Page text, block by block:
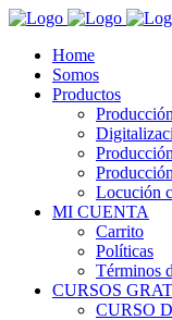
Home
Somos
Productos
Locución
MI CUENTA
Carrito
Políticas
Términos
CURSOS
CURSO